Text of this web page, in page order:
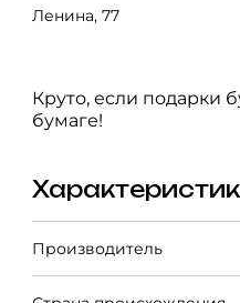
Ленина, 77
Круто, если подарки
бумаге!
Производитель